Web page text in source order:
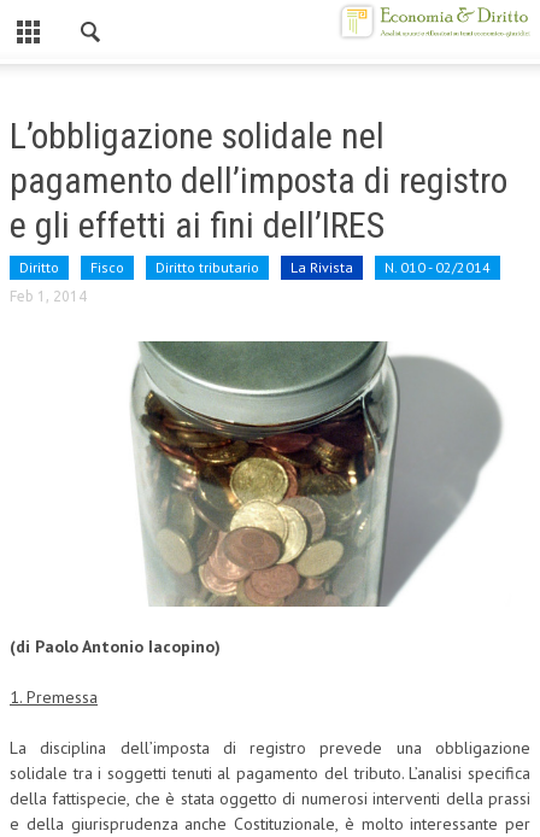
CHI SIAMO
MISSION
CONTATTI
CENTRO STUDI
ATTO COSTITUTIVO E STATUTO
ORGANIZZAZIONE
DIREZIONE SCIENTIFICA
ALTA FORMAZIONE
CORSI CE.S.E.D.
BROCHURE CE.S.E.D.
LA RIVISTA
LA RIVISTA
L’obbligazione solidale nel
pagamento dell’imposta di registro
e gli effetti ai fini dell’IRES
Diritto Fisco Diritto tributario La Rivista N. 010 - 02/2014
Feb 1, 2014
(di Paolo Antonio Iacopino)
1. Premessa
La disciplina dell’imposta di registro prevede una obbligazione
solidale tra i soggetti tenuti al pagamento del tributo. L’analisi specifica
della fattispecie, che è stata oggetto di numerosi interventi della prassi
e della giurisprudenza anche Costituzionale, è molto interessante per